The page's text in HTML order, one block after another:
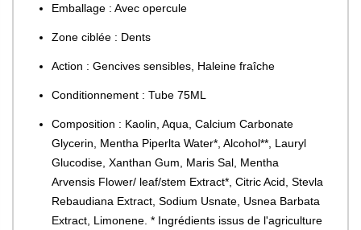
Emballage : Avec opercule
Zone ciblée : Dents
Action : Gencives sensibles, Haleine fraîche
Conditionnement : Tube 75ML
Composition : Kaolin, Aqua, Calcium Carbonate
Glycerin, Mentha Piperlta Water*, Alcohol**, Lauryl
Glucodise, Xanthan Gum, Maris Sal, Mentha
Arvensis Flower/ leaf/stem Extract*, Citric Acid, Stevla
Rebaudiana Extract, Sodium Usnate, Usnea Barbata
Extract, Limonene. * Ingrédients issus de l'agriculture